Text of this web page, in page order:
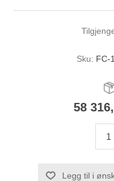
Sku: FC-
58
Legg til i